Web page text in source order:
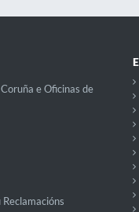
e Oficinas de